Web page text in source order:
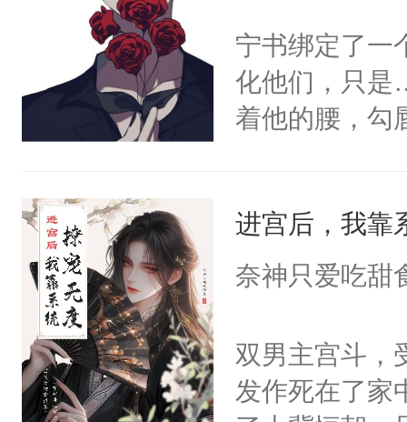
宁书绑定了一
化他们，只是
着他的腰，勾
来，给老公亲
用力——为你
进宫后，我靠
奈神只爱吃甜
双男主宫斗，
发作死在了家